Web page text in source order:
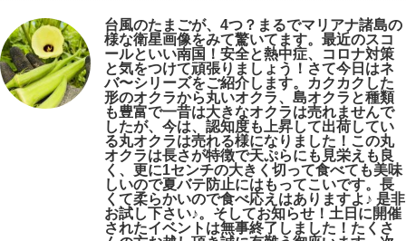
台風のたまごが、4つ？まるでマリアナ諸島の
様な衛星画像をみて驚いてます。最近のスコ
ールといい南国！安全と熱中症、コロナ対策
と気をつけて頑張りましょう！さて今日はネ
バ〜シリーズをご紹介します。カクカクした
形のオクラから丸いオクラ、島オクラと種類
も豊富で一昔は大きなオクラは売れませんで
したが、今は、認知度も上昇して出荷してい
る丸オクラは売れる様になりました！この丸
オクラは長さが特徴で天ぷらにも見栄えも良
く、更に1センチの大きく切って食べても美味
しいので夏バテ防止にはもってこいです。長
くて柔らかいので食べ応えはありますよ♪ 是非
お試し下さい♪。そしてお知らせ！土日に開催
されたイベントは無事終了しました！たくさ